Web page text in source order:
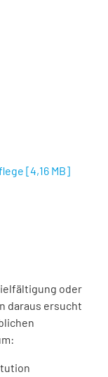
[4,16 MB]
oder
daraus ersucht